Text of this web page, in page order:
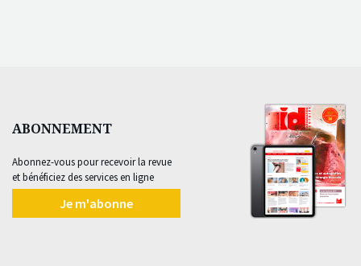
ABONNEMENT
Abonnez-vous pour recevoir la revue
et bénéficiez des services en ligne
Je m'abonne